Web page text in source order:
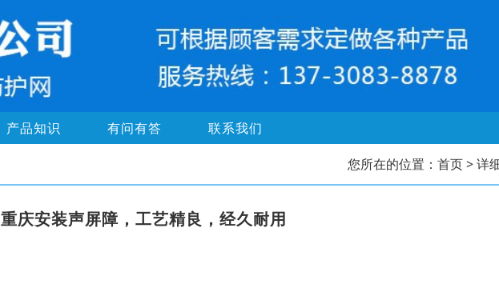
产品知识 有问有答 联系我们
您所在的位置： 首页> 详
重庆安装声屏障，工艺精良，经久耐用